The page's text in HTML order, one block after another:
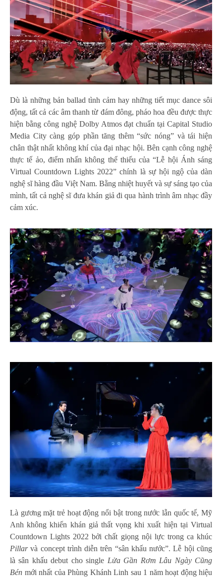
Dù là những bản ballad tình cảm hay những tiết mục dance sôi
động, tất cả các âm thanh từ đám đông, pháo hoa đều được thực
hiện bằng công nghệ Dolby Atmos đạt chuẩn tại Capital Studio
Media City càng góp phần tăng thêm “sức nóng” và tái hiện
chân thật nhất không khí của đại nhạc hội. Bên cạnh công nghệ
thực tế ảo, điểm nhấn không thể thiếu của “Lễ hội Ánh sáng
Virtual Countdown Lights 2022” chính là sự hội ngộ của dàn
nghệ sĩ hàng đầu Việt Nam. Bằng nhiệt huyết và sự sáng tạo của
mình, tất cả nghệ sĩ đưa khán giả đi qua hành trình âm nhạc đầy
cảm xúc.
Là gương mặt trẻ hoạt động nổi bật trong nước lẫn quốc tế, Mỹ
Anh không khiến khán giả thất vọng khi xuất hiện tại Virtual
Countdown Lights 2022 bởi chất giọng nội lực trong ca khúc
Pillarvà concept trình diễn trên “sân khấu nước”. Lễ hội cũng
là sân khấu debut cho single Lửa Gần Rơm Lâu Ngày Cũng
Bén mới nhất của Phùng Khánh Linh sau 1 năm hoạt động hiệu